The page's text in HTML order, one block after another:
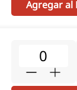
Agregar al